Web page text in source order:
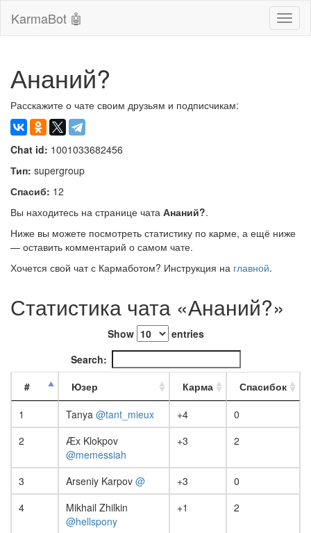
KarmaBot 🤖
Ананий?
Расскажите о чате своим друзьям и подписчикам:
Chat id: 1001033682456
Тип: supergroup
Спасиб: 12
Вы находитесь на странице чата Ананий?.
Ниже вы можете посмотреть статистику по карме, а ещё ниже
— оставить комментарий о самом чате.
Хочется свой чат с Кармаботом? Инструкция на главной.
Статистика чата «Ананий?»
Show
entries
Search:
#
Юзер Карма
Спасибок
1
Tanya @tant_mieux +4
0
2
Æx Klokpov
@memessiah
+3 2
3 Arseniy Karpov @ +3
0
4
Mikhail Zhilkin
@hellspony
+1 2